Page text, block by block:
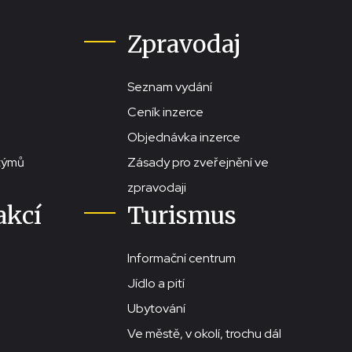
Zpravodaj
Seznam vydání
Ceník inzerce
Objednávka inzerce
Zásady pro zveřejnění ve
zpravodaji
Turismus
Informační centrum
Jídlo a pití
Ubytování
Ve městě, v okolí, trochu dál